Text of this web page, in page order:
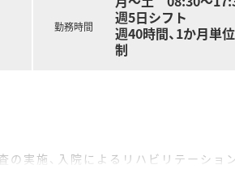
勤務時間
週5日シフト
週40時間、1か月単
制
実施、入院によるリハビリテーショ